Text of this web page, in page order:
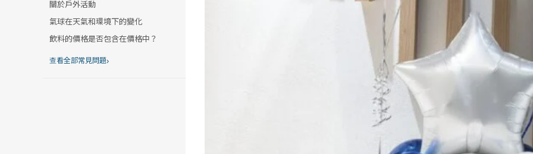
關於戶外活動
氣球在天氣和環境下的變化
飲料的價格是否包含在價格中？
查看全部常見問題›